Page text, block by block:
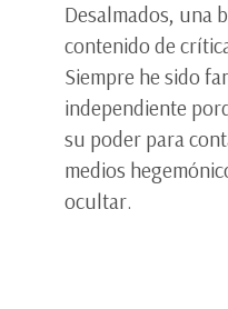
Desalmados, una
contenido de
Siempre he sido
independiente
su poder para
medios
ocultar.